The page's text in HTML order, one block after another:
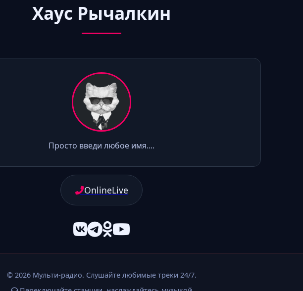
Хаус Рычалкин
Просто введи любое имя....
OnlineLive
© 2026 Мульти-радио. Слушайте любимые треки 24/7.